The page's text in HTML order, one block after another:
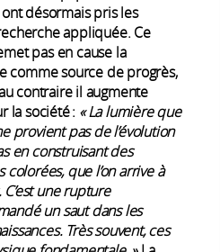
désormais pris les
appliquée. Ce
pas en cause la
comme source de progrès,
contraire il augmente
la société : « La lumière que
provient pas de l’évolution
en construisant des
que l’on arrive à
une rupture
un saut dans les
Très souvent, ces